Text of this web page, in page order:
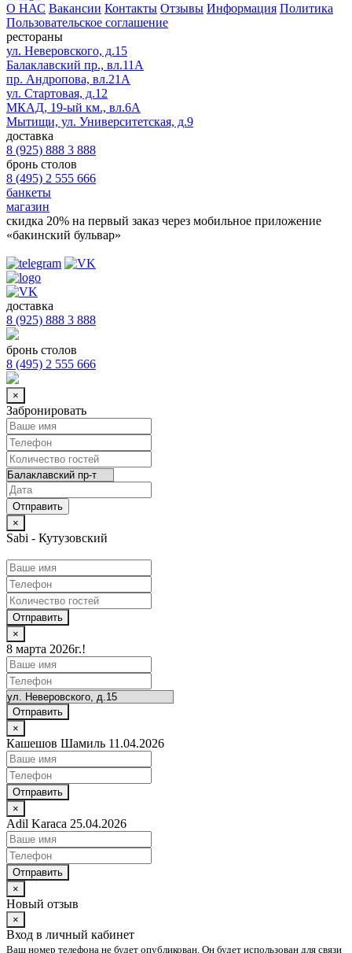
О НАС Вакансии Контакты Отзывы Информация Политика
Пользовательское соглашение
рестораны
ул. Неверовского, д.15
Балаклавский пр., вл.11А
пр. Андропова, вл.21А
ул. Стартовая, д.12
МКАД, 19-ый км., вл.6А
Мытищи, ул. Университетская, д.9
доставка
8 (925) 888 3 888
бронь столов
8 (495) 2 555 666
банкеты
магазин
скидка 20% на первый заказ через мобильное приложение
«бакинский бульвар»
доставка
8 (925) 888 3 888
бронь столов
8 (495) 2 555 666
×
Забронировать
×
Sabi - Кутузовский
Отправить
×
8 марта 2026г.!
Отправить
×
Кашешов Шамиль 11.04.2026
Отправить
×
Adil Karaca 25.04.2026
Отправить
×
Новый отзыв
×
Вход в личный кабинет
Ваш номер телефона не будет опубликован. Он будет использован для связи